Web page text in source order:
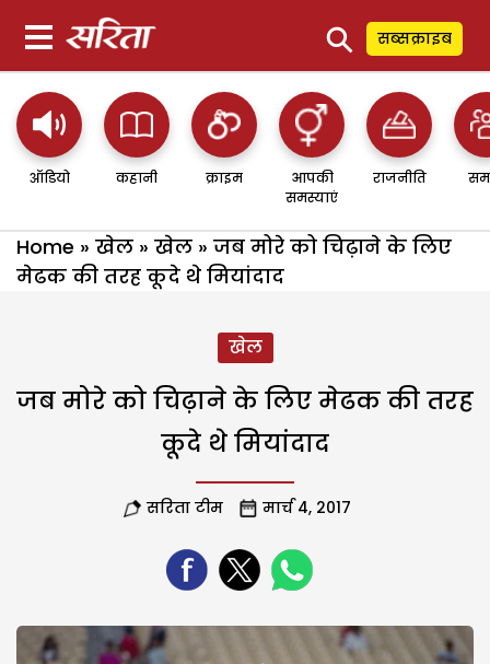
⚲ सब्सक्राइब
ऑडियो कहानी क्राइम
आपकी
समस्याएं
राजनीति
Home » खेल » खेल » जब मोरे को चिढ़ाने के लिए
मेढक की तरह कूदे थे मियांदाद
खेल
जब मोरे को चिढ़ाने के लिए मेढक की तरह
कूदे थे मियांदाद
सरिता टीम मार्च 4, 2017